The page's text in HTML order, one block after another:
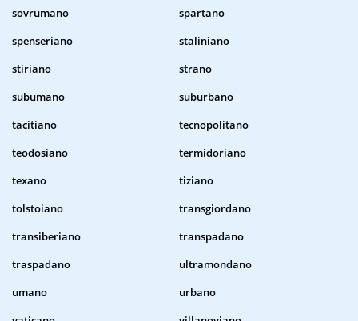
sovrumano
spartano
spenseriano
staliniano
stiriano
strano
subumano
suburbano
tacitiano
tecnopolitano
teodosiano
termidoriano
texano
tiziano
tolstoiano
transgiordano
transiberiano
transpadano
traspadano
ultramondano
umano
urbano